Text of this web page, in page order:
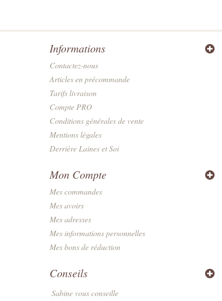
Informations
Contactez-nous
Articles en précommande
Tarifs livraison
Compte PRO
Conditions générales de vente
Mentions légales
Derrière Laines et Soi
Mon Compte
Mes commandes
Mes avoirs
Mes adresses
Mes informations personnelles
Mes bons de réduction
Conseils
Sabine vous conseille